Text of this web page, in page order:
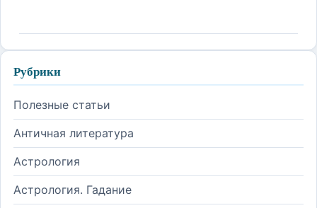
Рубрики
Полезные статьи
Античная литература
Астрология
Астрология. Гадание